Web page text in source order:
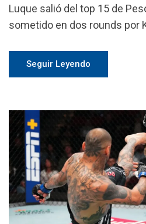
Luque salió del top 15 de
sometido en dos rounds por
Seguir Leyendo